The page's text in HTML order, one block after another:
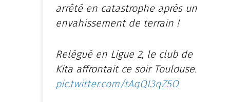
arrêté en catastrophe après un
envahissement de terrain !
Relégué en Ligue 2, le club de
Kita affrontait ce soir Toulouse.
pic.twitter.com/tAqQI3qZ5O